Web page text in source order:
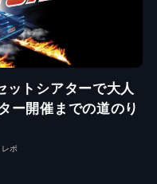
ットシアターで大人
ー開催までの道のり
ポ